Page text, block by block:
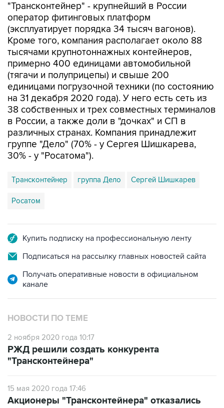
"Трансконтейнер" - крупнейший в России
оператор фитинговых платформ
(эксплуатирует порядка 34 тысяч вагонов).
Кроме того, компания располагает около 88
тысячами крупнотоннажных контейнеров,
примерно 400 единицами автомобильной
(тягачи и полуприцепы) и свыше 200
единицами погрузочной техники (по состоянию
на 31 декабря 2020 года). У него есть сеть из
38 собственных и трех совместных терминалов
в России, а также доли в "дочках" и СП в
различных странах. Компания принадлежит
группе "Дело" (70% - у Сергея Шишкарева,
30% - у "Росатома").
Трансконтейнер группа Дело Сергей Шишкарев
Росатом
Купить подписку на профессиональную ленту
Подписаться на рассылку главных новостей сайта
Получать оперативные новости в официальном
канале
НОВОСТИ ПО ТЕМЕ
2 ноября 2020 года 10:17
РЖД решили создать конкурента
"Трансконтейнера"
15 мая 2020 года 17:46
Акционеры "Трансконтейнера" отказались